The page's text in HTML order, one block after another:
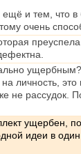
ещё и тем, что
очень
ущербным?
личность,
не рассудок.
ущербен,
идеи в